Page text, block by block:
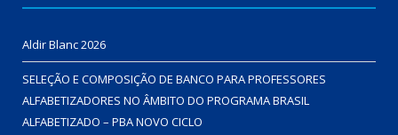
Aldir Blanc 2026
SELEÇÃO E COMPOSIÇÃO DE BANCO PARA PROFESSORES
ALFABETIZADORES NO ÂMBITO DO PROGRAMA BRASIL
ALFABETIZADO – PBA NOVO CICLO